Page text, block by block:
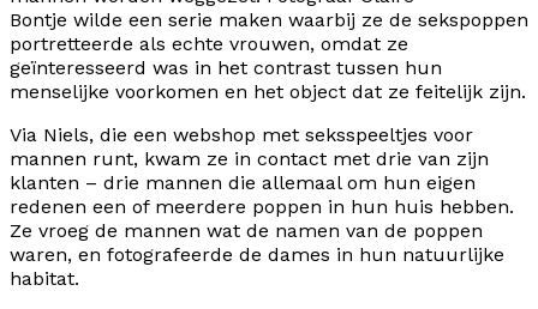
Bontje wilde een serie maken waarbij ze de sekspoppen
portretteerde als echte vrouwen, omdat ze
geïnteresseerd was in het contrast tussen hun
menselijke voorkomen en het object dat ze feitelijk zijn.
Via Niels, die een webshop met seksspeeltjes voor
mannen runt, kwam ze in contact met drie van zijn
klanten – drie mannen die allemaal om hun eigen
redenen een of meerdere poppen in hun huis hebben.
Ze vroeg de mannen wat de namen van de poppen
waren, en fotografeerde de dames in hun natuurlijke
habitat.